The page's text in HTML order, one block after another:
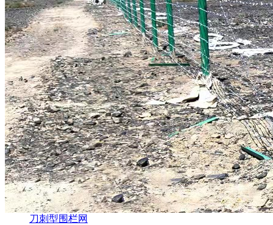
刀刺型围栏网